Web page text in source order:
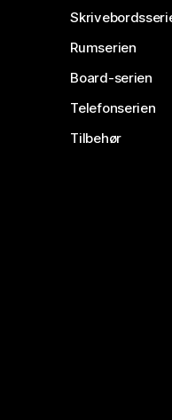
Rumserien
Board-serien
Telefonserien
Tilbehør